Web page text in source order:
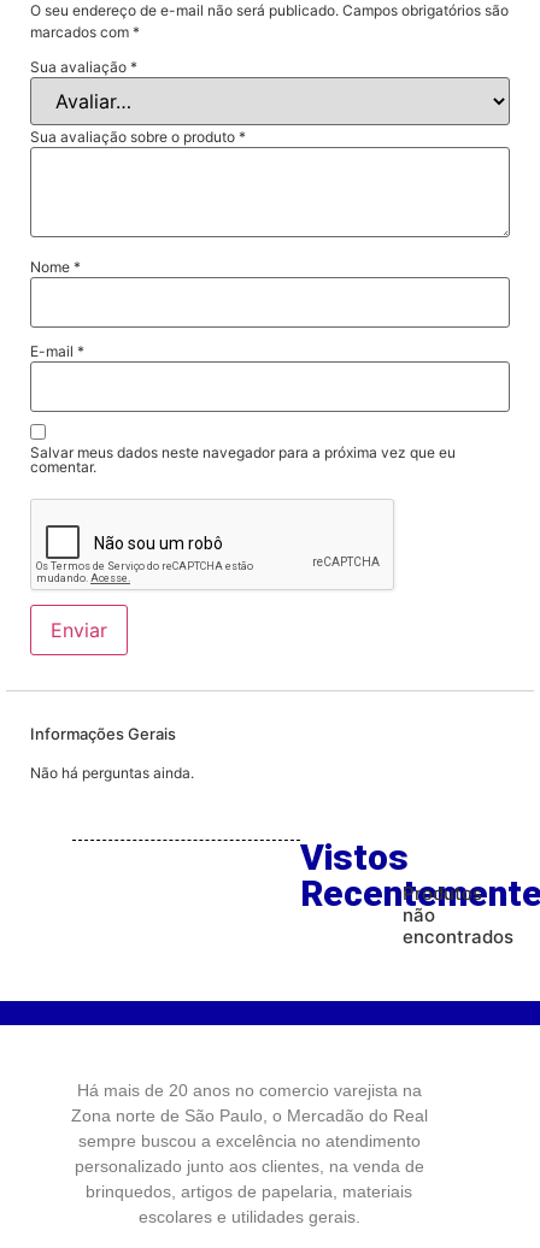
O seu endereço de e-mail não será publicado. Campos obrigatórios são
marcados com *
Sua avaliação *
Sua avaliação sobre o produto *
Nome *
E-mail *
Salvar meus dados neste navegador para a próxima vez que eu
comentar.
Informações Gerais
Não há perguntas ainda.
Vistos
Produtos
não
encontrados
Há mais de 20 anos no comercio varejista na
Zona norte de São Paulo, o Mercadão do Real
sempre buscou a excelência no atendimento
personalizado junto aos clientes, na venda de
brinquedos, artigos de papelaria, materiais
escolares e utilidades gerais.